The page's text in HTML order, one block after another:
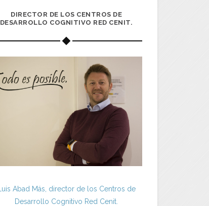
DIRECTOR DE LOS CENTROS DE
DESARROLLO COGNITIVO RED CENIT.
Luis Abad Más, director de los Centros de
Desarrollo Cognitivo Red Cenit.